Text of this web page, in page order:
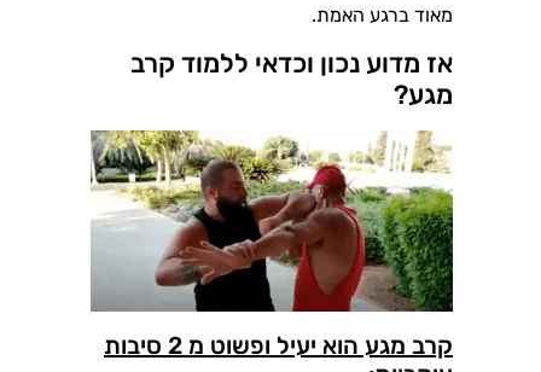
מאוד ברגע האמת.
אז מדוע נכון וכדאי ללמוד קרב
מגע?
קרב מגע הוא יעיל ופשוט מ 2 סיבות